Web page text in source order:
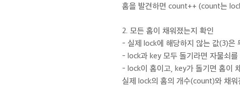
홈을 발견하면 count++ (count는
2. 모든 홈이 채워졌는지 확인
- 실제 lock에 해당하지 않는 값(3)은
- lock과 key 모두 돌기라면 자물쇠를
- lock이 홈이고, key가 돌기면 홈이
실제 lock의 홈의 개수(count)와 채